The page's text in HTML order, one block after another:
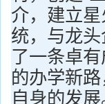
介，建立
统，与龙
了一条卓
的办学新
自身的发展